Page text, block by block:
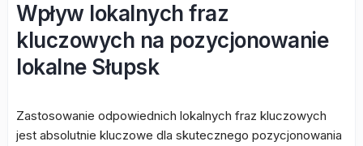
Wpływ lokalnych fraz
kluczowych na pozycjonowanie
lokalne Słupsk
Zastosowanie odpowiednich lokalnych fraz kluczowych
jest absolutnie kluczowe dla skutecznego pozycjonowania